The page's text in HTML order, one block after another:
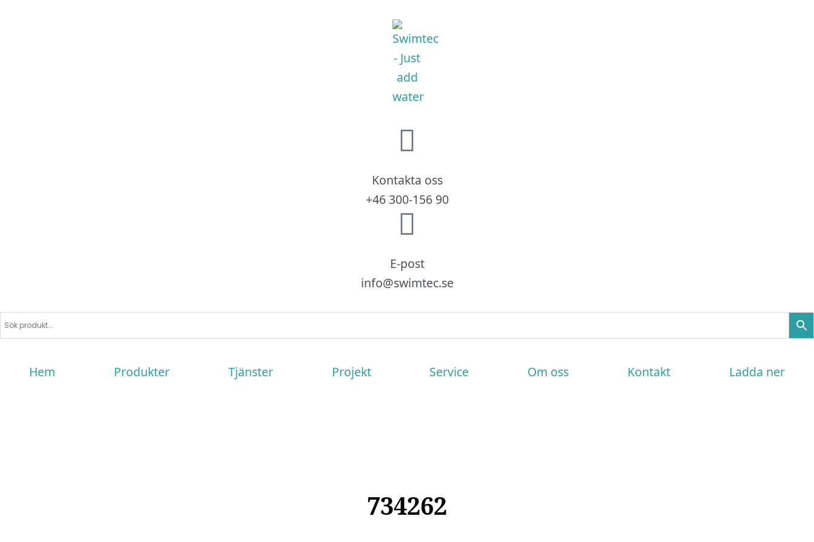
Kontakta oss
+46 300-156 90
E-post
info@swimtec.se
Hem Produkter Tjänster Projekt Service Om oss Kontakt Ladda ner
734262